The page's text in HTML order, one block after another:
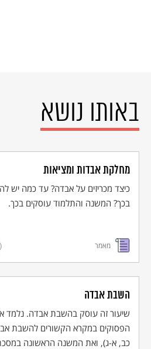
באותו נושא
מחלקת אבדות ומציאות
כיצד מכריזים על אבדה? עד כמה יש
בכך? המשנה והתלמוד עוסקים בכך.
מאמר
השבת אבדה
שיעור זה עוסק בהשבת אבדה. נלמד
הפסוקים במקרא הקשורים להשבת
כב, א-ג), ואת המשנה הראשונה